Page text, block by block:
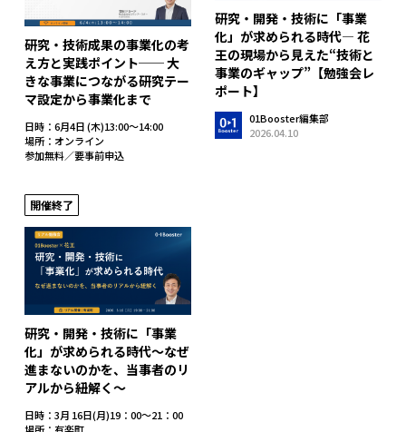
研究・技術成果の事業化の考
え方と実践ポイント── 大
きな事業につながる研究テー
マ設定から事業化まで
日時：6月4日 (木)13:00～14:00
場所：オンライン
参加無料／要事前申込
研究・開発・技術に「事業
化」が求められる時代― 花
王の現場から見えた“技術と
事業のギャップ”【勉強会レ
ポート】
01Booster編集部
2026.04.10
開催終了
研究・開発・技術に「事業
化」が求められる時代～なぜ
進まないのかを、当事者のリ
アルから紐解く～
日時：3月 16日(月)19：00～21：00
場所：有楽町